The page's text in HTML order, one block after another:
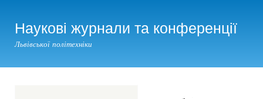
Наукові журнали та конференції
Львівської політехніки